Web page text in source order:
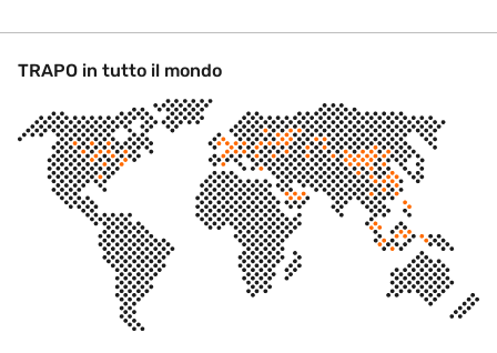
TRAPO in tutto il mondo